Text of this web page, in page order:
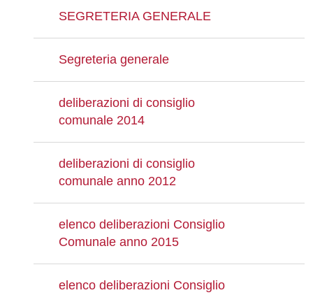
SEGRETERIA GENERALE
Segreteria generale
deliberazioni di consiglio
comunale 2014
deliberazioni di consiglio
comunale anno 2012
elenco deliberazioni Consiglio
Comunale anno 2015
elenco deliberazioni Consiglio